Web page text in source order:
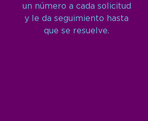
un número a cada solicitud
y le da seguimiento hasta
que se resuelve.